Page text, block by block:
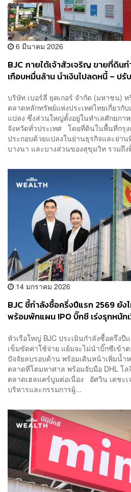
6 มีนาคม 2026
BJC ภายใต้เจ้าสัวเจริญ ขายที่ดิน
เกือบหมื่นล้าน นำเงินไปลดหนี้ – ปรั
บริษัท เบอร์ลี่ ยุคเกอร์ จำกัด (มหาชน) ห
ตลาดหลักทรัพย์แห่งประเทศไทยเกี่ยว
แปลง ซึ่งส่วนใหญ่ตั้งอยู่ในทำเลศักยภา
จังหวัดทั่วประเทศ โดยที่ดินในพื้นที่กรุ
ประกอบด้วยแปลงในย่านธุรกิจและย่า
บางนา และบางส่วนของสุขุมวิท รวมถึ
14 มกราคม 2026
BJC ชี้กำลังซื้อครึ่งปีแรก 2569 ยั
พร้อมพักแผน IPO บิ๊กซี เร่งรุกหนัก
หัวเรือใหญ่ BJC ประเมินกำลังซื้อครึ่งปี
เข็มขัดค่าใช้จ่าย แย้มจะไม่นำบิ๊กซีเข้า
ปัจจัยลบรอบด้าน พร้อมเดินหน้าเพิ่มน้ำ
ตลาดที่โตมหาศาล พร้อมจับมือ DHL โ
ตลาดเฮลแคร์บูมต่อเนื่อง อัศวิน เตชะ
บริหารและกรรมการผู้...